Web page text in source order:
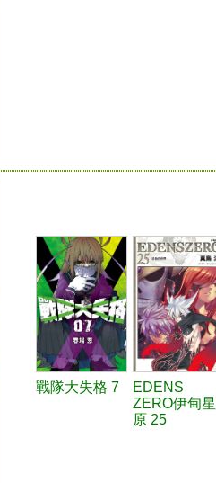
戰隊大失格 7
EDENS
ZERO伊甸星
原 25